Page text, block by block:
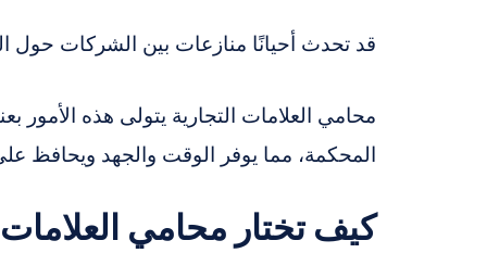
قد تحدث أحيانًا منازعات بين الشركات حول
محامي العلامات التجارية يتولى هذه الأمور
المحكمة، مما يوفر الوقت والجهد ويحافظ
كيف تختار محامي